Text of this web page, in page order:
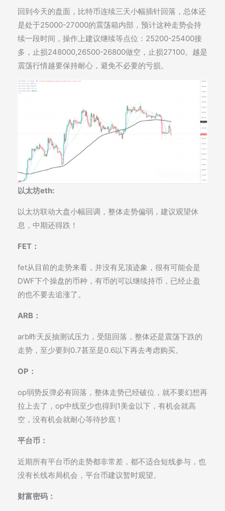
回到今天的盘面，比特币连续三天小幅插针回落，总体还
是处于25000-27000的震荡箱内部，预计这种走势会持
续一段时间，操作上建议继续等点位：25200-25400接
多，止损248000,26500-26800做空，止损27100。越是
震荡行情越要保持耐心，避免不必要的亏损。
以太坊eth:
以太坊联动大盘小幅回调，整体走势偏弱，建议观望休
息，中期还得跌！
FET：
fet从目前的走势来看，并没有见顶迹象，很有可能会是
DWF下个操盘的币种，有币的可以继续持币，已经止盈
的也不要去追涨了。
ARB：
arb昨天反抽测试压力，受阻回落，整体还是震荡下跌的
走势，至少要到0.7甚至是0.6以下再去考虑购买。
OP：
op弱势反弹必有回落，整体走势已经破位，就不要幻想再
拉上去了，op中线至少也得到1美金以下，有机会就高
空，没有机会就耐心等待抄底！
平台币：
近期所有平台币的走势都非常差，都不适合短线参与，也
没有长线布局机会，平台币建议暂时观望。
财富密码：